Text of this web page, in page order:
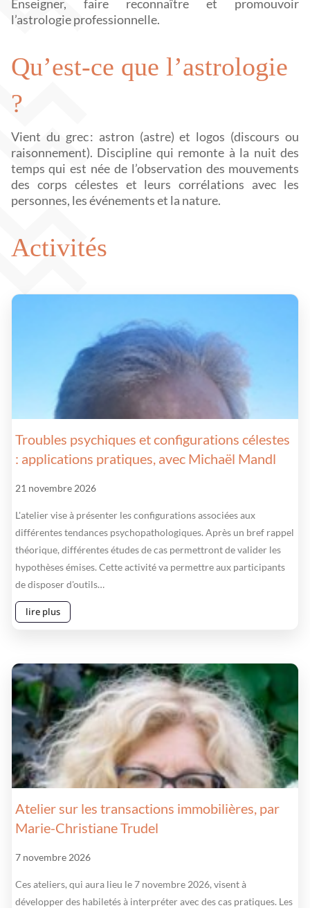
Enseigner, faire reconnaître et promouvoir
l’astrologie professionnelle.
Qu’est-ce que l’astrologie
?
Vient du grec : astron (astre) et logos (discours ou
raisonnement). Discipline qui remonte à la nuit des
temps qui est née de l’observation des mouvements
des corps célestes et leurs corrélations avec les
personnes, les événements et la nature.
Activités
Troubles psychiques et configurations célestes
: applications pratiques, avec Michaël Mandl
21 novembre 2026
L'atelier vise à présenter les configurations associées aux
différentes tendances psychopathologiques. Après un bref rappel
théorique, différentes études de cas permettront de valider les
hypothèses émises. Cette activité va permettre aux participants
de disposer d'outils…
lire plus
Atelier sur les transactions immobilières, par
Marie-Christiane Trudel
7 novembre 2026
Ces ateliers, qui aura lieu le 7 novembre 2026, visent à
développer des habiletés à interpréter avec des cas pratiques. Les